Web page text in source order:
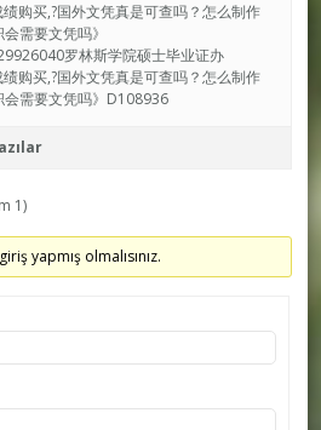
购买,?国外文凭真是可查吗？怎么制作
需要文凭吗》
罗林斯学院硕士毕业证办
购买,?国外文凭真是可查吗？怎么制作
需要文凭吗》D108936
1)
yapmış olmalısınız.